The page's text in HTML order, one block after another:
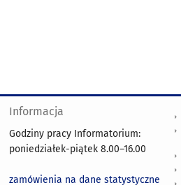
Informacja
Godziny pracy Informatorium:
poniedziałek-piątek 8.00–16.00
zamówienia na dane statystyczne